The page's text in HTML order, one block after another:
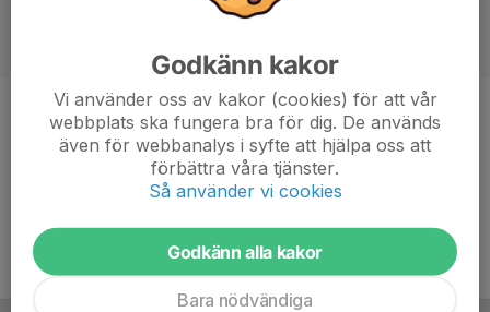
Titel
Tränare
48 år
Godkänn kakor
Vi använder oss av kakor (cookies) för att vår
webbplats ska fungera bra för dig. De används
även för webbanalys i syfte att hjälpa oss att
förbättra våra tjänster.
Så använder vi cookies
Godkänn alla kakor
Bara nödvändiga